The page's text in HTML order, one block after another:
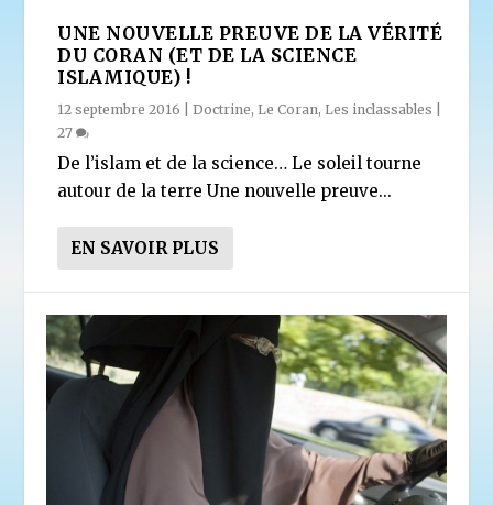
UNE NOUVELLE PREUVE DE LA VÉRITÉ
DU CORAN (ET DE LA SCIENCE
ISLAMIQUE) !
12 septembre 2016 |Doctrine, Le Coran, Les inclassables
27
De l’islam et de la science… Le soleil tourne
autour de la terre Une nouvelle preuve...
EN SAVOIR PLUS